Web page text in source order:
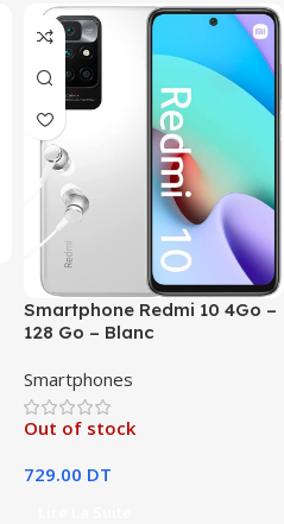
Smartphone Redmi 10 4Go –
128 Go – Blanc
Smartphones
Out of stock
729.00 DT